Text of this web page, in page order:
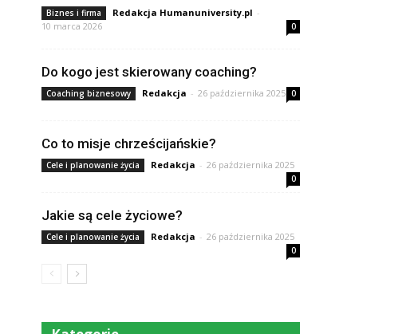
Biznes i firma Redakcja Humanuniversity.pl -
10 marca 2026
0
Do kogo jest skierowany coaching?
Coaching biznesowy Redakcja - 26 października 2025 0
Co to misje chrześcijańskie?
Cele i planowanie życia Redakcja - 26 października 2025
0
Jakie są cele życiowe?
Cele i planowanie życia Redakcja - 26 października 2025
0